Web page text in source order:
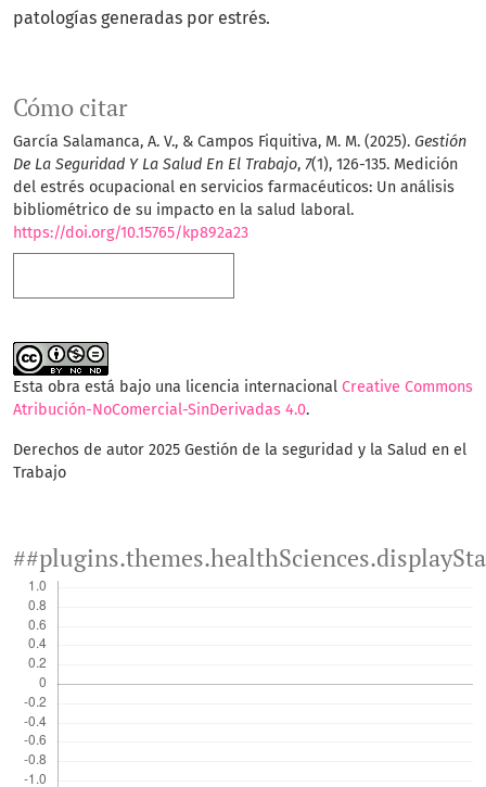
Cómo citar
García Salamanca, A. V., & Campos Fiquitiva, M. M. (2025). Gestión
De La Seguridad Y La Salud En El Trabajo, 7(1), 126-135. Medición
del estrés ocupacional en servicios farmacéuticos: Un análisis
bibliométrico de su impacto en la salud laboral.
https://doi.org/10.15765/kp892a23
patologías generadas por estrés.
Esta obra está bajo una licencia internacional Creative Commons
Atribución-NoComercial-SinDerivadas 4.0.
Derechos de autor 2025 Gestión de la seguridad y la Salud en el
Trabajo